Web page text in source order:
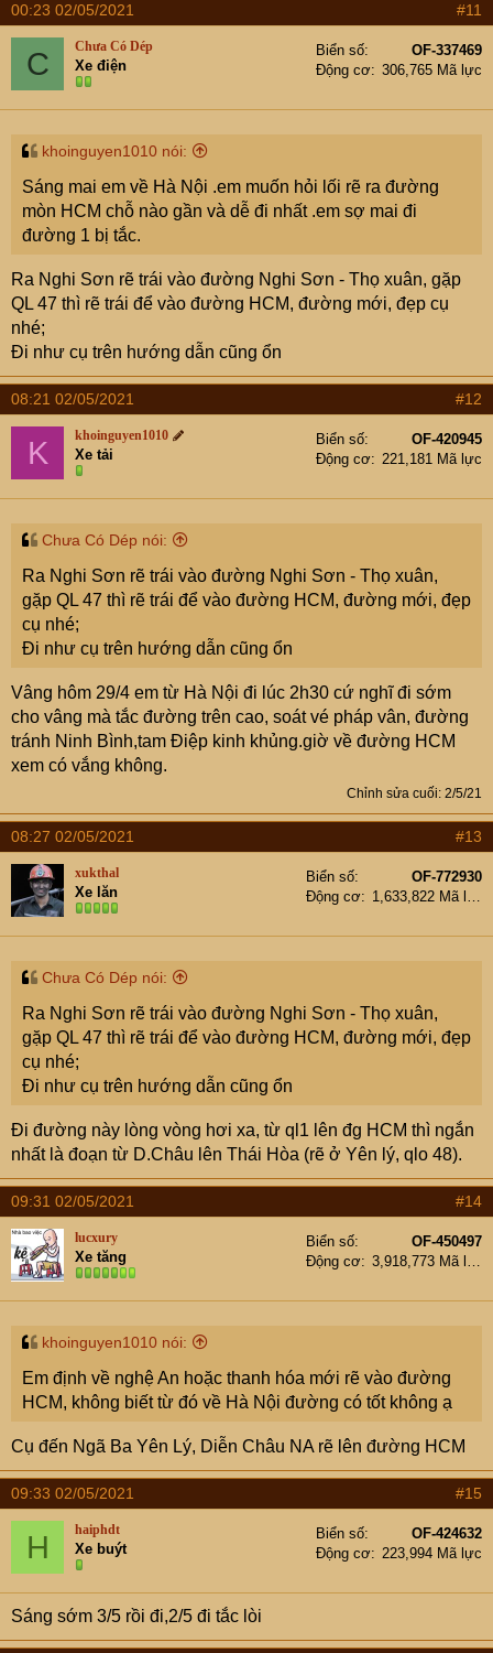
00:23 02/05/2021 #11
C Chưa Có Dép
Xe điện
Biển số
OF-337469
Động cơ
306,765 Mã lực
khoinguyen1010 nói:
Sáng mai em về Hà Nội .em muốn hỏi lối rẽ ra đường
mòn HCM chỗ nào gần và dễ đi nhất .em sợ mai đi
đường 1 bị tắc.
Ra Nghi Sơn rẽ trái vào đường Nghi Sơn - Thọ xuân, gặp
QL 47 thì rẽ trái để vào đường HCM, đường mới, đẹp cụ
nhé;
Đi như cụ trên hướng dẫn cũng ổn
08:21 02/05/2021 #12
K khoinguyen1010
Xe tải
Biển số
OF-420945
Động cơ
221,181 Mã lực
Chưa Có Dép nói:
Ra Nghi Sơn rẽ trái vào đường Nghi Sơn - Thọ xuân,
gặp QL 47 thì rẽ trái để vào đường HCM, đường mới, đẹp
cụ nhé;
Đi như cụ trên hướng dẫn cũng ổn
Vâng hôm 29/4 em từ Hà Nội đi lúc 2h30 cứ nghĩ đi sớm
cho vâng mà tắc đường trên cao, soát vé pháp vân, đường
tránh Ninh Bình,tam Điệp kinh khủng.giờ về đường HCM
xem có vắng không.
Chỉnh sửa cuối: 2/5/21
08:27 02/05/2021 #13
xukthal
Xe lăn
Biển số
OF-772930
Động cơ
1,633,822 Mã lực
Chưa Có Dép nói:
Ra Nghi Sơn rẽ trái vào đường Nghi Sơn - Thọ xuân,
gặp QL 47 thì rẽ trái để vào đường HCM, đường mới, đẹp
cụ nhé;
Đi như cụ trên hướng dẫn cũng ổn
Đi đường này lòng vòng hơi xa, từ ql1 lên đg HCM thì ngắn
nhất là đoạn từ D.Châu lên Thái Hòa (rẽ ở Yên lý, qlo 48).
09:31 02/05/2021 #14
lucxury
Xe tăng
Biển số
OF-450497
Động cơ
3,918,773 Mã lực
khoinguyen1010 nói:
Em định về nghệ An hoặc thanh hóa mới rẽ vào đường
HCM, không biết từ đó về Hà Nội đường có tốt không ạ
Cụ đến Ngã Ba Yên Lý, Diễn Châu NA rẽ lên đường HCM
09:33 02/05/2021 #15
H haiphdt
Xe buýt
Biển số
OF-424632
Động cơ
223,994 Mã lực
Sáng sớm 3/5 rồi đi,2/5 đi tắc lòi